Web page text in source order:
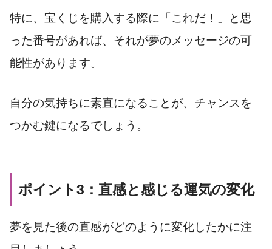
特に、宝くじを購入する際に「これだ！」と思
った番号があれば、それが夢のメッセージの可
能性があります。
自分の気持ちに素直になることが、チャンスを
つかむ鍵になるでしょう。
ポイント3：直感と感じる運気の変化
夢を見た後の直感がどのように変化したかに注